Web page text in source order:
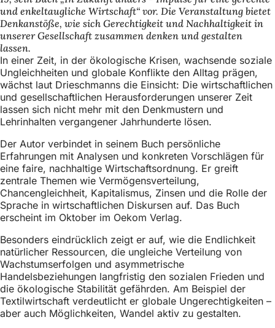
d
e
n
s
i
c
h
h
i
e
r
:
und enkeltaugliche Wirtschaft“ vor. Die Veranstaltung bietet
Denkanstöße, wie sich Gerechtigkeit und Nachhaltigkeit in
unserer Gesellschaft zusammen denken und gestalten
lassen.
In einer Zeit, in der ökologische Krisen, wachsende soziale
Ungleichheiten und globale Konflikte den Alltag prägen,
wächst laut Drieschmanns die Einsicht: Die wirtschaftlichen
und gesellschaftlichen Herausforderungen unserer Zeit
lassen sich nicht mehr mit den Denkmustern und
Lehrinhalten vergangener Jahrhunderte lösen.
Der Autor verbindet in seinem Buch persönliche
Erfahrungen mit Analysen und konkreten Vorschlägen für
eine faire, nachhaltige Wirtschaftsordnung. Er greift
zentrale Themen wie Vermögensverteilung,
Chancengleichheit, Kapitalismus, Zinsen und die Rolle der
Sprache in wirtschaftlichen Diskursen auf. Das Buch
erscheint im Oktober im Oekom Verlag.
Besonders eindrücklich zeigt er auf, wie die Endlichkeit
natürlicher Ressourcen, die ungleiche Verteilung von
Wachstumserfolgen und asymmetrische
Handelsbeziehungen langfristig den sozialen Frieden und
die ökologische Stabilität gefährden. Am Beispiel der
Textilwirtschaft verdeutlicht er globale Ungerechtigkeiten –
aber auch Möglichkeiten, Wandel aktiv zu gestalten.